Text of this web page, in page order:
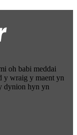
oh babi meddai
y wraig y maent yn
dynion hyn yn